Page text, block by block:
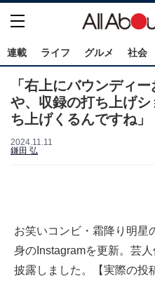
連載 ライフ グルメ 社会
「右上にバウンディ
や、収録の打ち上げ
ち上げくるんですね」
2024.11.11
鎌田 弘
お笑いコンビ・霜降り明星
身のInstagramを更新。芸
披露しました。【実際の投